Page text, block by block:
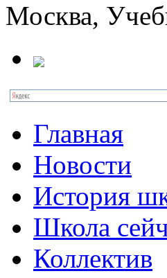
Москва,
Главная
Новости
История
Школа
Коллектив